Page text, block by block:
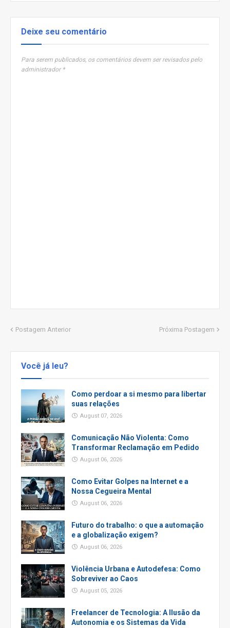
Deixe seu comentário
Para serem publicados, os comentários devem ser revisados pelo
administrador *
Postagem Anterior Próxima Postagem
Você já leu?
Como perdoar a si mesmo para libertar
suas relações
August 07, 2026
Comunicação Não Violenta: Como
Transformar Reclamação em Pedido
August 06, 2026
Como Evitar Golpes na Internet e a
Nossa Cegueira Mental
August 06, 2026
Futuro do trabalho: o que a automação
e a globalização exigem?
August 06, 2026
Violência Urbana e Autodefesa: Como
Sobreviver ao Caos
August 05, 2026
Freelancer de Tecnologia: A Ilusão da
Autonomia e os Sistemas da Vida